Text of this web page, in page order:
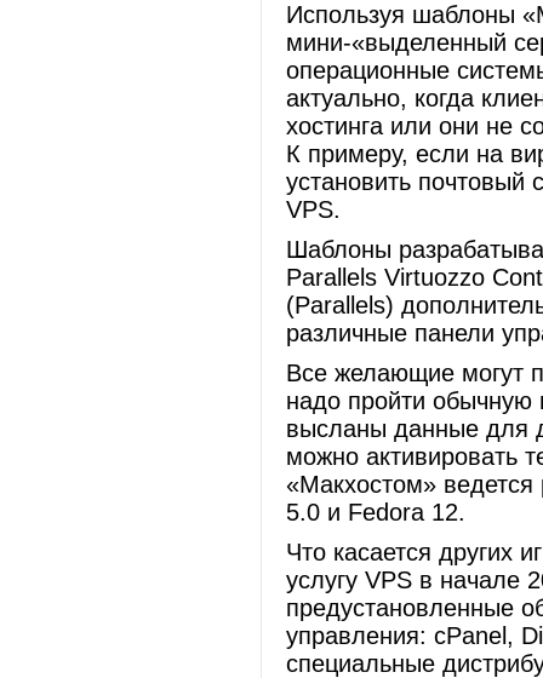
Используя шаблоны
мини-«выделенный
операционные
актуально, когда
хостинга или они не
К примеру, если на
установить почтовый
VPS.
Шаблоны
Parallels Virtuozzo
(Parallels)
различные панели
Все желающие могут
надо пройти обычную
высланы данные для
можно активировать
«Макхостом»
5.0 и Fedora 12.
Что касается других
услугу VPS в начале
предустановленные
управления: cPanel,
специальные